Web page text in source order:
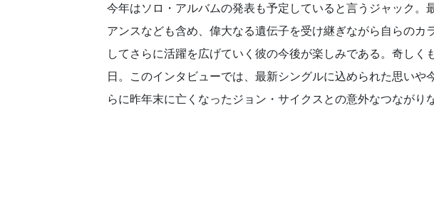
今年はソロ・アルバムの発表も予定していると言うジャック。
アンスなども含め、偉大なる遺伝子を受け継ぎながら自らのカ
してさらに活躍を広げていく彼の今後が楽しみである。奇し
日。このインタビューでは、最新シングルに込められた思いや
らに昨年末に亡くなったジョン・サイクスとの意外なつながり